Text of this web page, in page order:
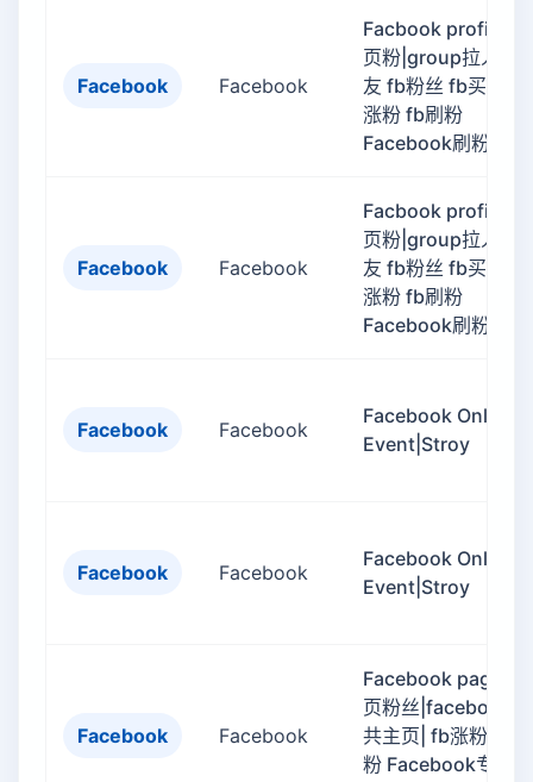
Facebook Facebook
Facbook profile主
页粉|group拉人|好
友 fb粉丝 fb买粉 fb
涨粉 fb刷粉
Facebook刷粉
Facebook Facebook
Facbook profile主
页粉|group拉人|好
友 fb粉丝 fb买粉 fb
涨粉 fb刷粉
Facebook刷粉
Facebook Facebook
Facebook Online
Event|Stroy
Facebook Facebook
Facebook Online
Event|Stroy
Facebook Facebook
Facebook page 专
页粉丝|facebook公
共主页| fb涨粉 fb刷
粉 Facebook专页